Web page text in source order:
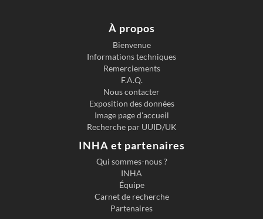
À propos
Bienvenue
Informations techniques
Remerciements
F.A.Q.
Nous contacter
Exposition des données
Image page d'accueil
Recherche par UUID/UK
INHA et partenaires
Qui sommes-nous ?
INHA
Équipe
Carnet de recherche
Partenaires